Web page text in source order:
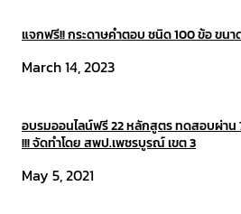
แจกฟรี!! กระดาษคำตอบ ชนิด 100 ข้อ ขนา
March 14, 2023
อบรมออนไลน์ฟรี 22 หลักสูตร ทดสอบผ่า
!!! จัดทำโดย สพป.เพชรบูรณ์ เขต 3
May 5, 2021